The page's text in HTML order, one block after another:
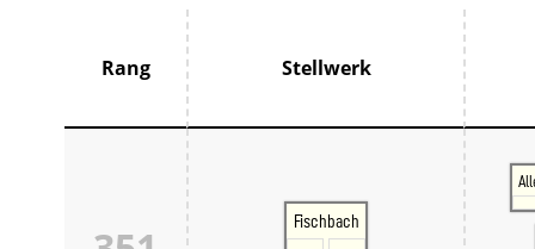
Rang Stellwerk
Fischbach